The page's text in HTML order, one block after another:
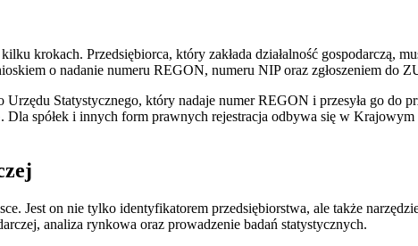
krokach. Przedsiębiorca, który zakłada działalność gospodarczą,
o nadanie numeru REGON, numeru NIP oraz zgłoszeniem do
Statystycznego, który nadaje numer REGON i przesyła go do
spółek i innych form prawnych rejestracja odbywa się w
Jest on nie tylko identyfikatorem przedsiębiorstwa, ale także
analiza rynkowa oraz prowadzenie badań statystycznych.